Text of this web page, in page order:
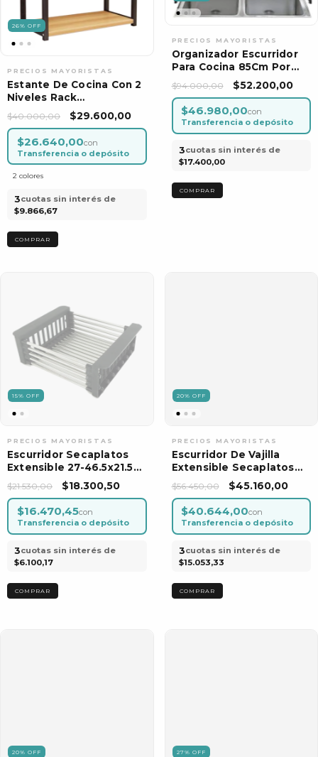
26% OFF
Estante De Cocina Con 2
Niveles Rack
Organizador Inoxidable
$40.000,00 $29.600,00
$26.640,00con
Transferencia o depósito
2 colores
3cuotas sin interés de
$9.866,67
COMPRAR
Organizador Escurridor
Para Cocina 85Cm Por
Unidad
$94.000,00 $52.200,00
$46.980,00con
Transferencia o depósito
3cuotas sin interés de
$17.400,00
15% OFF
Escurridor Secaplatos
Extensible 27-46.5x21.5x8
Cm Por Unidad
$21.530,00 $18.300,50
$16.470,45con
Transferencia o depósito
3cuotas sin interés de
$6.100,17
20% OFF
Escurridor De Vajilla
Extensible Secaplatos
Por Unidad
$56.450,00 $45.160,00
$40.644,00con
Transferencia o depósito
3cuotas sin interés de
$15.053,33
20% OFF 27% OFF